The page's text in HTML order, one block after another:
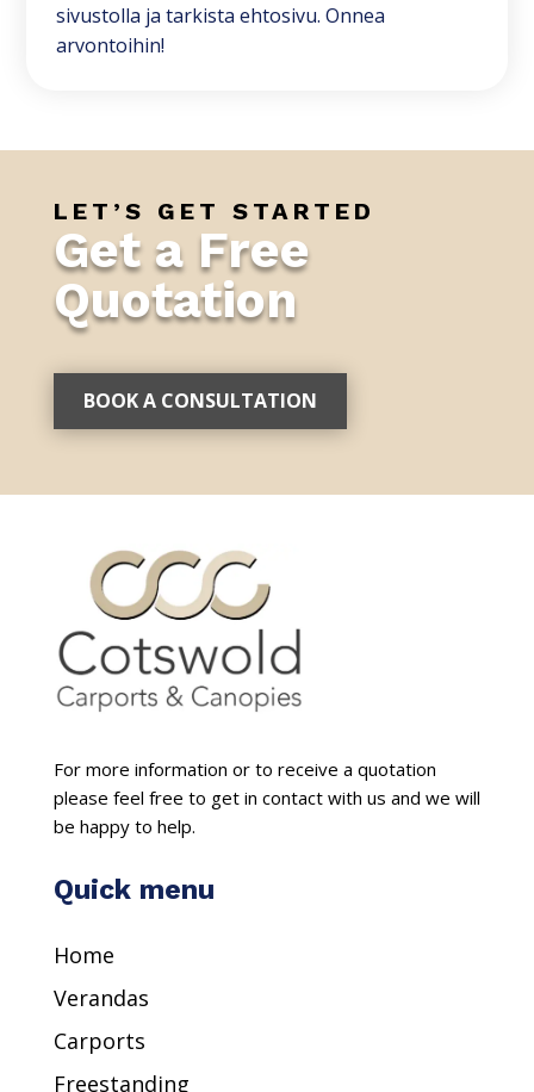
sivustolla ja tarkista ehtosivu. Onnea
arvontoihin!
LET’S GET STARTED
Get a Free
Quotation
BOOK A CONSULTATION
For more information or to receive a quotation
please feel free to get in contact with us and we will
be happy to help.
Quick menu
Home
Verandas
Carports
Freestanding